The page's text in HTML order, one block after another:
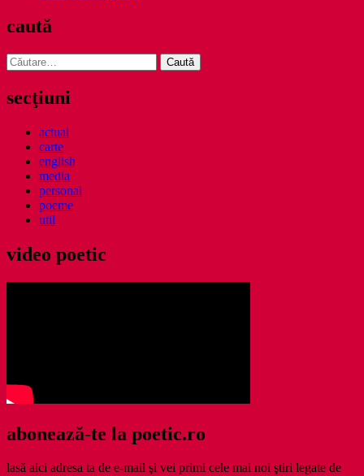
caută
Caută
după:
secţiuni
actual
carte
english
media
personal
poeme
util
video poetic
abonează-te la poetic.ro
lasă aici adresa ta de e-mail şi vei primi cele mai noi ştiri legate de